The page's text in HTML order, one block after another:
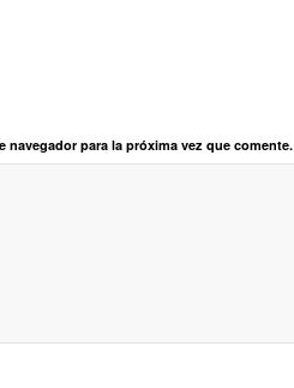
para la próxima vez que comente.